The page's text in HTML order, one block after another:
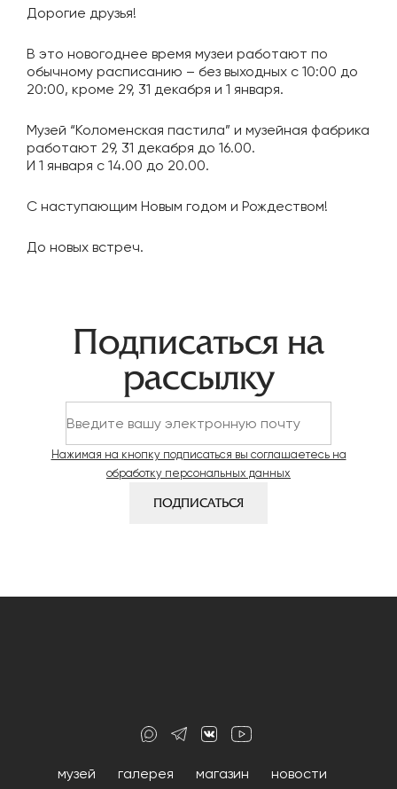
Дорогие друзья!
В это новогоднее время музеи работают по
обычному расписанию – без выходных с 10:00 до
20:00, кроме 29, 31 декабря и 1 января.
Музей “Коломенская пастила” и музейная фабрика
работают 29, 31 декабря до 16.00.
И 1 января с 14.00 до 20.00.
С наступающим Новым годом и Рождеством!
До новых встреч.
Навигация
записям
Подписаться на
рассылку
Нажимая на кнопку подписаться вы соглашаетесь на
обработку персональных данных
ПОДПИСАТЬСЯ
музей галерея магазин
новости